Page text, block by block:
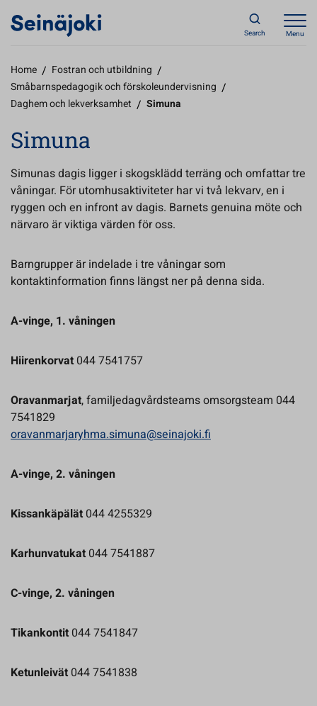
Search Menu
Home / Fostran och utbildning /
Småbarnspedagogik och förskoleundervisning /
Daghem och lekverksamhet / Simuna
Simuna
Simunas dagis ligger i skogsklädd terräng och omfattar tre
våningar. För utomhusaktiviteter har vi två lekvarv, en i
ryggen och en infront av dagis. Barnets genuina möte och
närvaro är viktiga värden för oss.
Barngrupper är indelade i tre våningar som
kontaktinformation finns längst ner på denna sida.
A-vinge, 1. våningen
Hiirenkorvat 044 7541757
Oravanmarjat, familjedagvårdsteams omsorgsteam 044
7541829
oravanmarjaryhma.simuna@seinajoki.fi
A-vinge, 2. våningen
Kissankäpälät 044 4255329
Karhunvatukat 044 7541887
C-vinge, 2. våningen
Tikankontit 044 7541847
Ketunleivät 044 7541838